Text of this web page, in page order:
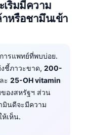
เริ่มมีความ
หรือชามึนเข้า
ารแพทย์ที่พบบ่อย.
ชี้ภาวะขาด, 200-
ะ 25-OH vitamin
องสหรัฐฯ ส่วน
มินดีจะมีความ
เห็น.